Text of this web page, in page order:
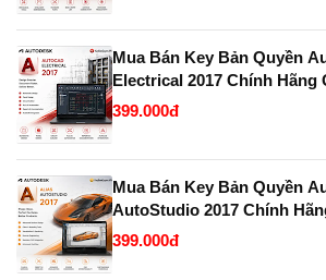
Mua Bán Key Bản Quyền
Electrical 2017 Chính Hãng
KeyBanQuyen.VN
399.000đ
Mua Bán Key Bản Quyền
AutoStudio 2017 Chính
KeyBanQuyen.VN
399.000đ